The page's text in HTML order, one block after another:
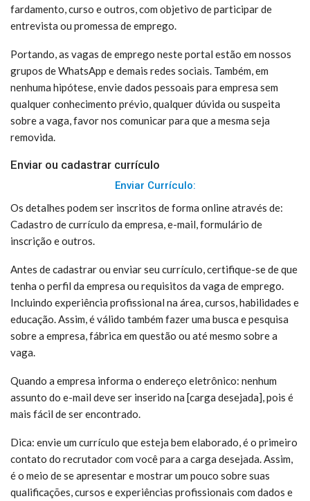
fardamento, curso e outros, com objetivo de participar de
entrevista ou promessa de emprego.
Portando, as vagas de emprego neste portal estão em nossos
grupos de WhatsApp e demais redes sociais. Também, em
nenhuma hipótese, envie dados pessoais para empresa sem
qualquer conhecimento prévio, qualquer dúvida ou suspeita
sobre a vaga, favor nos comunicar para que a mesma seja
removida.
Enviar ou cadastrar currículo
Enviar Currículo:
Os detalhes podem ser inscritos de forma online através de:
Cadastro de currículo da empresa, e-mail, formulário de
inscrição e outros.
Antes de cadastrar ou enviar seu currículo, certifique-se de que
tenha o perfil da empresa ou requisitos da vaga de emprego.
Incluindo experiência profissional na área, cursos, habilidades e
educação. Assim, é válido também fazer uma busca e pesquisa
sobre a empresa, fábrica em questão ou até mesmo sobre a
vaga.
Quando a empresa informa o endereço eletrônico: nenhum
assunto do e-mail deve ser inserido na [carga desejada], pois é
mais fácil de ser encontrado.
Dica: envie um currículo que esteja bem elaborado, é o primeiro
contato do recrutador com você para a carga desejada. Assim,
é o meio de se apresentar e mostrar um pouco sobre suas
qualificações, cursos e experiências profissionais com dados e